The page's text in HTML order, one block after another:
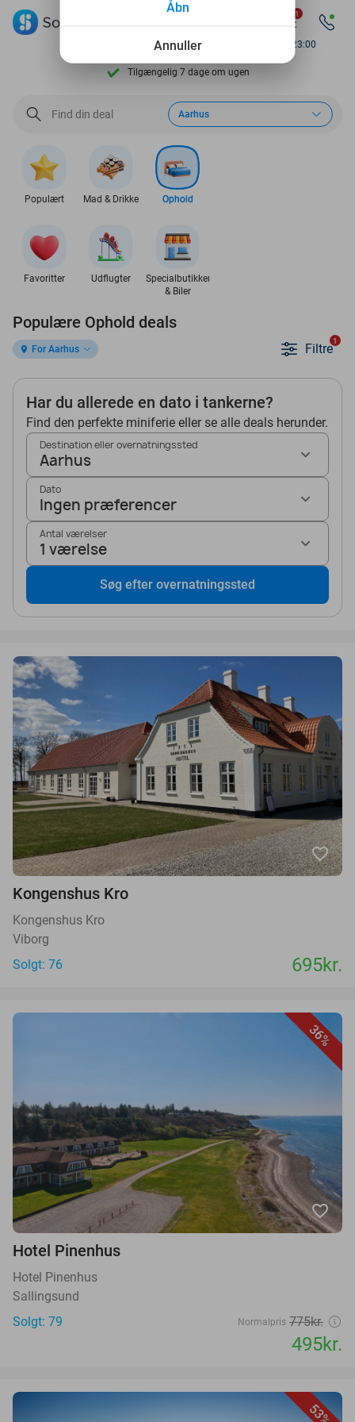
Se flere end 15.000 deals
Tilgængelig 7 dage om ugen
10+ millioner medlemmer
Se flere end 15.000 deals
Tilgængelig 7 dage om ugen
1
Available until 23:00
Populært Mad & Drikke Ophold
Favoritter Udflugter
Specialbutikker
& Biler
Aarhus
Populære Ophold deals
For Aarhus Filtre
1
Har du allerede en dato i tankerne?
Find den perfekte miniferie eller se alle deals herunder.
Destination eller overnatningssted
Aarhus
Dato
Ingen præferencer
Antal værelser
1 værelse
Søg efter overnatningssted
favorite_border
Kongenshus Kro
Kongenshus Kro
Viborg
Solgt: 76
695kr.
36%
favorite_border
Hotel Pinenhus
Hotel Pinenhus
Sallingsund
Solgt: 79
Normalpris 775kr.
495kr.
53%
Annuller
Åbn